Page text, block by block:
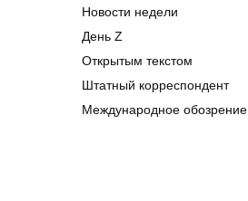
Новости недели
День Z
Открытым текстом
Штатный корреспондент
Международное обозрение